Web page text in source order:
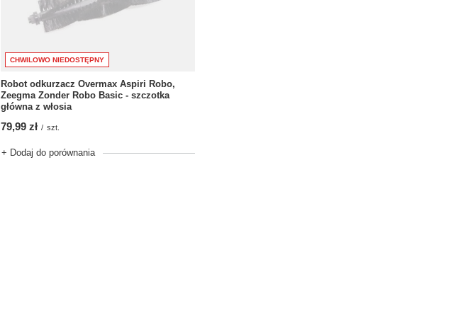
CHWILOWO NIEDOSTĘPNY
Robot odkurzacz Overmax Aspiri Robo,
Zeegma Zonder Robo Basic - szczotka
główna z włosia
79,99 zł / szt.
+ Dodaj do porównania